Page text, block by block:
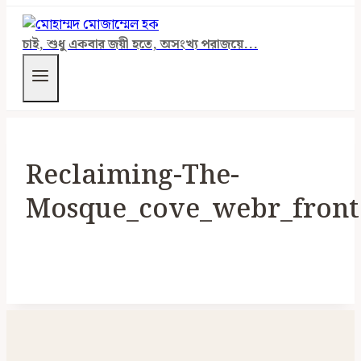
চাই, শুধু একবার জয়ী হতে, অসংখ্য পরাজয়ে...
Reclaiming-The-
Mosque_cove_webr_front